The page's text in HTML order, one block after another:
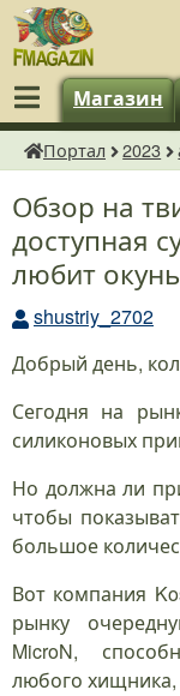
Магазин
fMagazin.ru
Портал 2023
Обзор на
доступная
любит окунь
shustriy_2702
Добрый день,
Сегодня на
силиконовых
Но должна ли
чтобы
большое
Вот компания
рынку
MicroN,
любого